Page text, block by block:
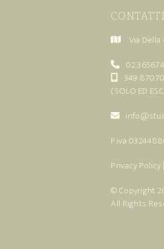
CONTATTI
Via Della
349
(SOLO ED
P.iva
Privacy Policy |
© Copyright
All Rights